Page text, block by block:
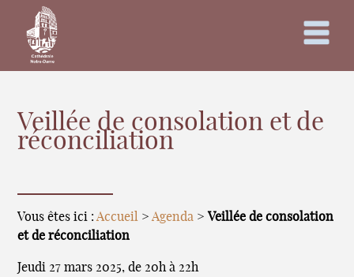
Veillée de consolation et de
réconciliation
Vous êtes ici :Accueil >Agenda >Veillée de consolation
et de réconciliation
Jeudi 27 mars 2025, de 20h à 22h